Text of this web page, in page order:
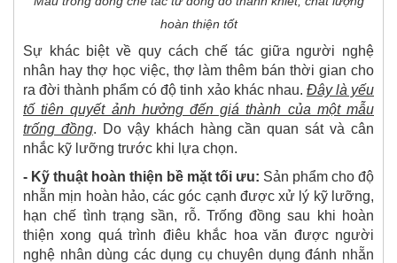
hoàn thiện tốt
Sự khác biệt về quy cách chế tác giữa người nghệ
nhân hay thợ học việc, thợ làm thêm bán thời gian cho
ra đời thành phẩm có độ tinh xảo khác nhau. Đây là yếu
tố tiên quyết ảnh hưởng đến giá thành của một mẫu
trống đồng. Do vậy khách hàng cần quan sát và cân
nhắc kỹ lưỡng trước khi lựa chọn.
- Kỹ thuật hoàn thiện bề mặt tối ưu: Sản phẩm cho độ
nhẵn mịn hoàn hảo, các góc cạnh được xử lý kỹ lưỡng,
hạn chế tình trạng sần, rỗ. Trống đồng sau khi hoàn
thiện xong quá trình điêu khắc hoa văn được người
nghệ nhân dùng các dụng cụ chuyên dụng đánh nhẵn